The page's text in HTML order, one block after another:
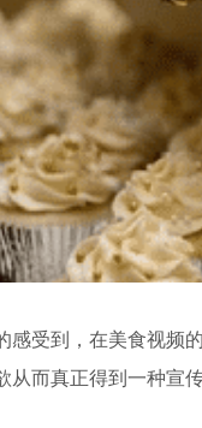
感受到，在美食视频
而真正得到一种宣